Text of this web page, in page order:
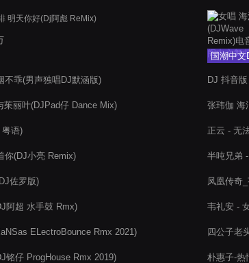
明天你好(Dj阿彪 ReMix)
不乖(男声独唱DJ默涵版)
茱丽叶(DJPad仔 Dance Mix)
粤语)
你(DJ小亮 Remix)
佐罗版)
阿超 水手鼓 Rmx)
ELectroBounce Rmx 2021)
铭仔 ProgHouse Rmx 2019)
国潮中文
DJ 抖音
张玮伽 海
正云 - 无
半吨兄弟
凤凰传奇
韦礼安 -
四公子老
朴惠子-热